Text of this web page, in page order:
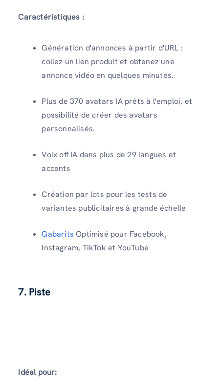
Caractéristiques :
Génération d'annonces à partir d'URL :
collez un lien produit et obtenez une
annonce vidéo en quelques minutes.
Plus de 370 avatars IA prêts à l'emploi, et
possibilité de créer des avatars
personnalisés.
Voix off IA dans plus de 29 langues et
accents
Création par lots pour les tests de
variantes publicitaires à grande échelle
Gabarits Optimisé pour Facebook,
Instagram, TikTok et YouTube
7. Piste
Idéal pour: